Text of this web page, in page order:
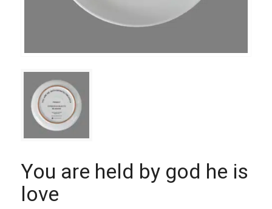
You are held by god he is
love